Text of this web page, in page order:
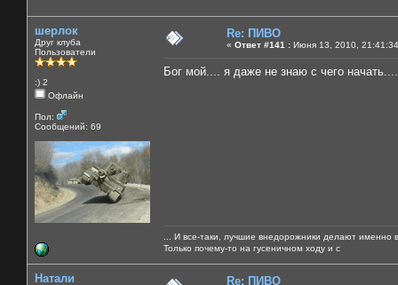
шерлок
Друг клуба
Пользователи
:) 2
Офлайн
Пол:
Сообщений: 69
Re: ПИВО
« Ответ #141 : Июня 13, 2010,
Бог мой.... я даже не знаю с чего
... И все-таки, лучшие внедорожники делают именно
Только почему-то на гусеничном ходу и с
Натали Re: ПИВО